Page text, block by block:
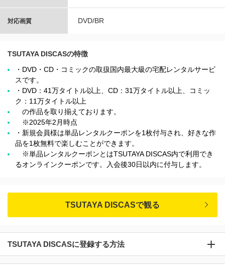
対応画質 DVD/BR
TSUTAYA DISCASの特徴
・DVD・CD・コミックの取扱国内最大級の宅配レンタルサービ
スです。
・DVD：41万タイトル以上、CD：31万タイトル以上、コミッ
ク：11万タイトル以上
の作品を取り揃えております。
※2025年2月時点
・新規会員様は単品レンタルクーポンを1枚付与され、好きな作
品を1枚無料で楽しむことができます。
※単品レンタルクーポンとはTSUTAYA DISCAS内で利用でき
るオンラインクーポンです。入会後30日以内に付与します。
TSUTAYA DISCASで観る
TSUTAYA DISCASに登録する方法